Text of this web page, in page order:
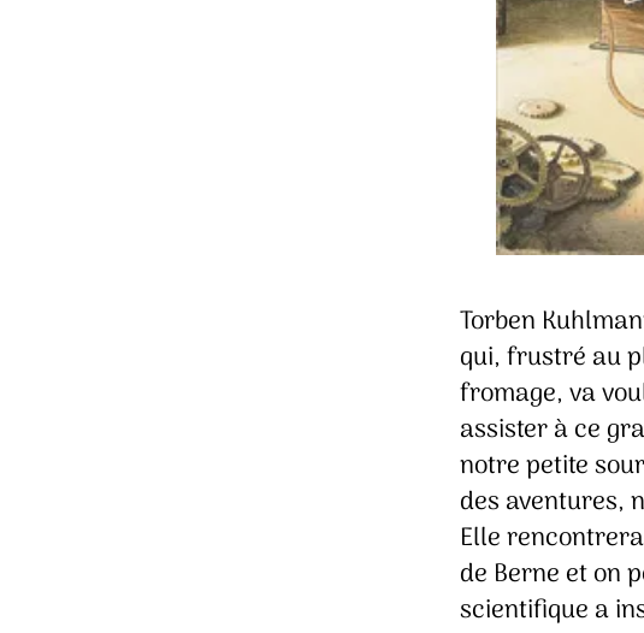
Torben
qui, frustré au
fromage, va
assister à ce
notre petite
des aventures,
Elle
de Berne et on
scientifique a